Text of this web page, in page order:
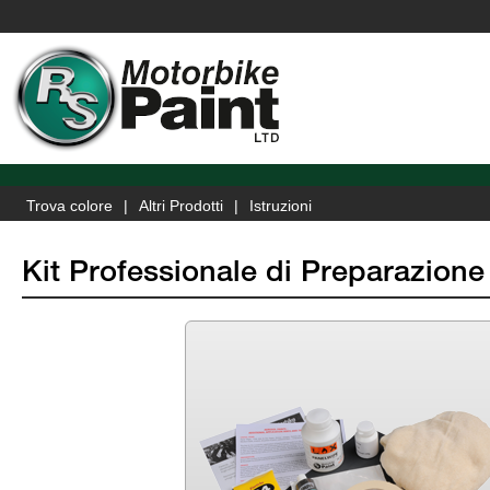
Trova colore Altri Prodotti Istruzioni
Kit Professionale di Preparazione